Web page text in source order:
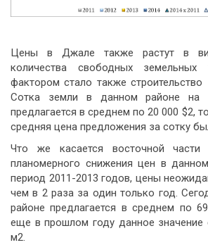
Цены в Джале также растут в
количества свободных земельных
фактором стало также
Сотка земли в данном районе на
предлагается в среднем по 20 000 $2,
средняя цена предложения за сотку
Что же касается восточной части
планомерного снижения цен в
период 2011-2013 годов, цены
чем в 2 раза за один только год.
районе предлагается в среднем по
еще в прошлом году данное значение
м2.